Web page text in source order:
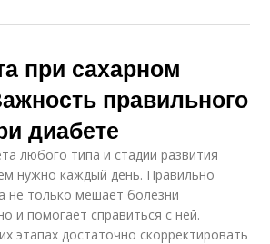
при сахарном
правильного
диабете
любого типа и стадии развития
нужно каждый день. Правильно
не только мешает болезни
и помогает справиться с ней.
этапах достаточно скорректировать